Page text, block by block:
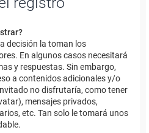
decisión la toman los
En algunos casos necesitará
y respuestas. Sin embargo,
a contenidos adicionales y/o
no disfrutaría, como tener
mensajes privados,
etc. Tan solo le tomará unos